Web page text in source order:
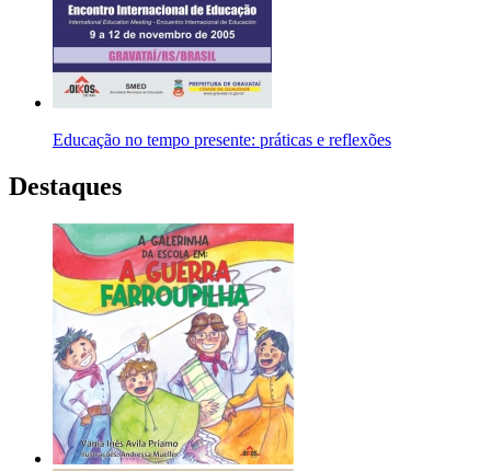
Educação no tempo presente: práticas e reflexões
Destaques